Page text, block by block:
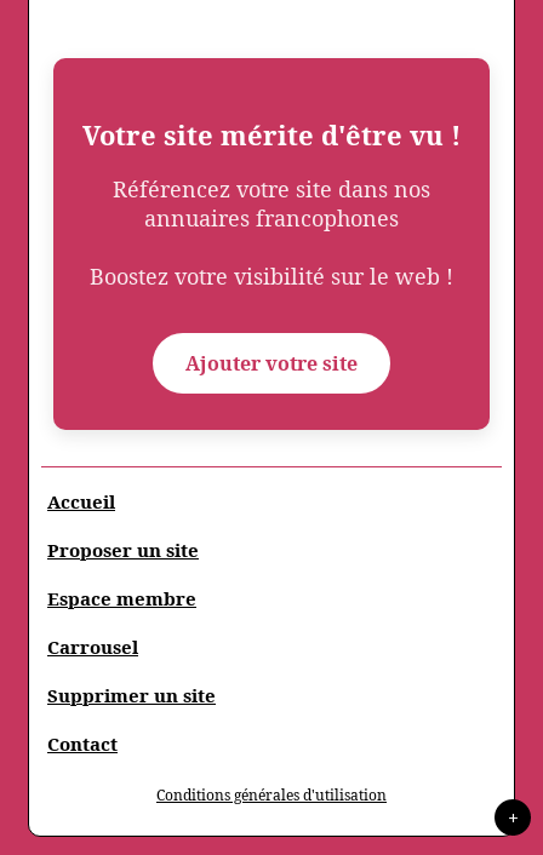
Votre site mérite d'être vu !
Référencez votre site dans nos
annuaires francophones
Boostez votre visibilité sur le web !
Ajouter votre site
Accueil
Proposer un site
Espace membre
Carrousel
Supprimer un site
Contact
Conditions générales d'utilisation
+